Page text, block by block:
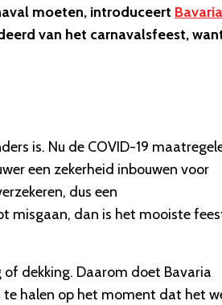
moeten, introduceert Bavaria
van het carnavalsfeest,
is. Nu de COVID-19
een zekerheid inbouwen voor
dus een
misgaan, dan is het mooiste
dekking. Daarom doet Bavaria
halen op het moment dat het